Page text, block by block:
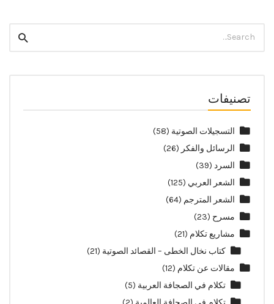
for:
تصنيفات
التسجيلات الصوتية (58)
الرسائل والفكر (26)
السرد (39)
الشعر العربي (125)
الشعر المترجم (64)
مسرح (23)
مشاريع تكلام (21)
كتاب نخال الخطى – القصائد الصوتية (21)
مقالات عن تكلام (12)
تكلام في الصجافة العربية (5)